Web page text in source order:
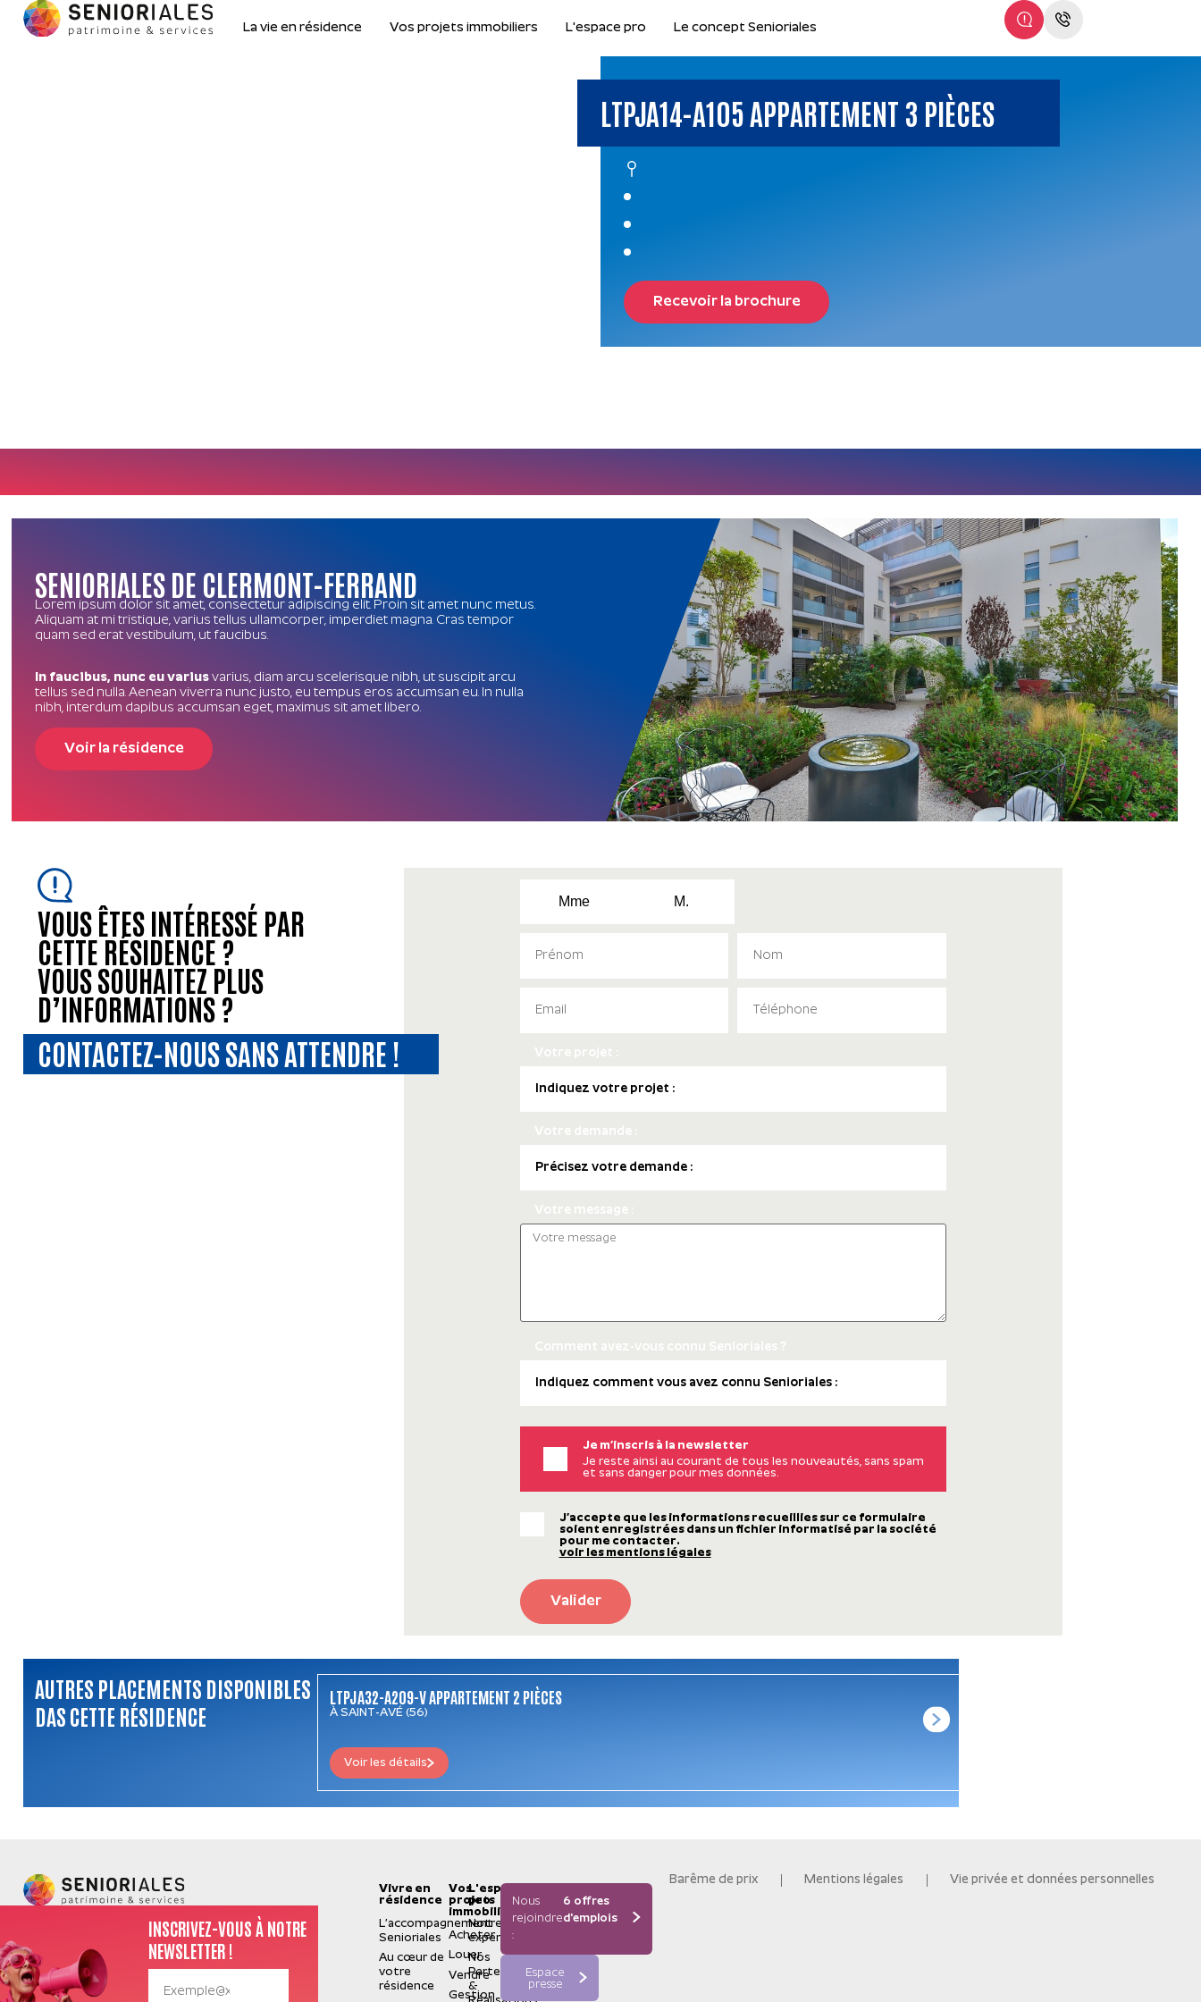
La vie en résidence Vos projets immobiliers L'espace pro Le concept Senioriales
LTPJA14-A105 APPARTEMENT 3 PIÈCES
Recevoir la brochure
SENIORIALES DE CLERMONT-FERRAND
Lorem ipsum dolor sit amet, consectetur adipiscing elit. Proin sit amet nunc metus.
Aliquam at mi tristique, varius tellus ullamcorper, imperdiet magna. Cras tempor
quam sed erat vestibulum, ut faucibus.
In faucibus, nunc eu varius varius, diam arcu scelerisque nibh, ut suscipit arcu
tellus sed nulla. Aenean viverra nunc justo, eu tempus eros accumsan eu. In nulla
nibh, interdum dapibus accumsan eget, maximus sit amet libero.
Voir la résidence
VOUS ÊTES INTÉRESSÉ PAR
CETTE RÉSIDENCE ?
VOUS SOUHAITEZ PLUS
D’INFORMATIONS ?
CONTACTEZ-NOUS SANS ATTENDRE !
Mme M.
Je m’inscris à la newsletter
Je reste ainsi au courant de tous les nouveautés, sans spam
et sans danger pour mes données.
J’accepte que les informations recueillies sur ce formulaire
soient enregistrées dans un fichier informatisé par la société
pour me contacter.
voir les mentions légales
Valider
AUTRES PLACEMENTS DISPONIBLES
DAS CETTE RÉSIDENCE
LTPJA32-A209-V APPARTEMENT 2 PIÈCES
À SAINT-AVÉ (56)
Voir les détails
INSCRIVEZ-VOUS À NOTRE
NEWSLETTER !
Vivre en
résidence
L’accompagnement
Senioriales
Au cœur de
votre
résidence
Vos
projets
immobiliers
Acheter
Louer
Vendre
Gestion
L'espace
pro
Notre
expertise
Nos
Partenaires
&
Nous
rejoindre
:
6 offres
d'emplois
Espace
presse
Barême de prix Mentions légales Vie privée et données personnelles